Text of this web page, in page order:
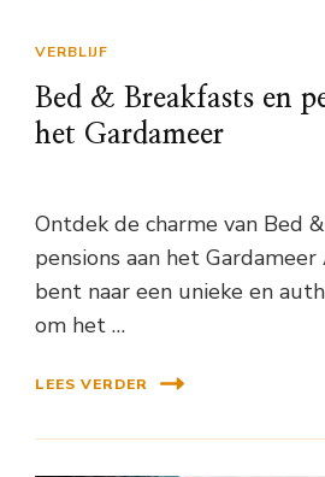
VERBLIJF
Bed & Breakfasts en
het Gardameer
Ontdek de charme van Bed
pensions aan het
bent naar een unieke en
om het …
LEES VERDER